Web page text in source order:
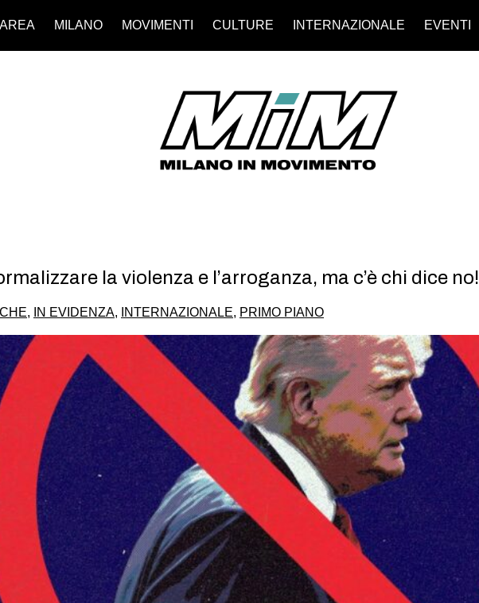
AREA MILANO MOVIMENTI CULTURE INTERNAZIONALE EVENTI
la violenza e l’arroganza, ma c’è chi dice no!
, IN EVIDENZA, INTERNAZIONALE, PRIMO PIANO